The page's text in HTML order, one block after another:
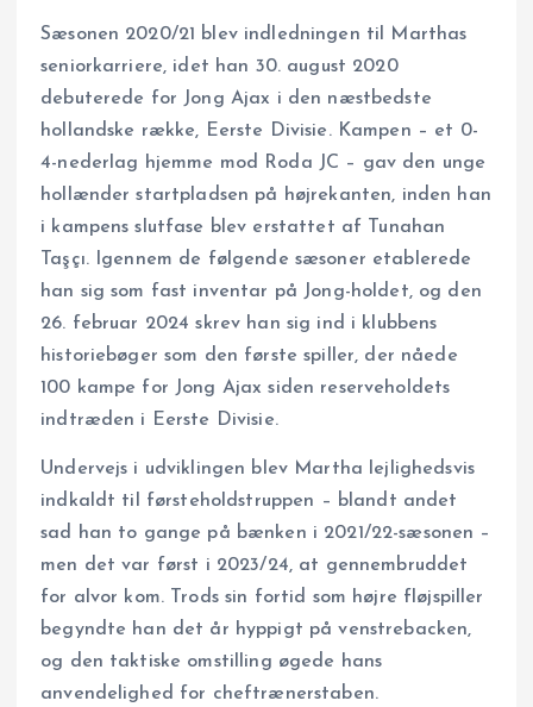
Sæsonen 2020/21 blev indledningen til Marthas
seniorkarriere, idet han 30. august 2020
debuterede for Jong Ajax i den næstbedste
hollandske række, Eerste Divisie. Kampen – et 0-
4-nederlag hjemme mod Roda JC – gav den unge
hollænder startpladsen på højrekanten, inden han
i kampens slutfase blev erstattet af Tunahan
Taşçı. Igennem de følgende sæsoner etablerede
han sig som fast inventar på Jong-holdet, og den
26. februar 2024 skrev han sig ind i klubbens
historiebøger som den første spiller, der nåede
100 kampe for Jong Ajax siden reserveholdets
indtræden i Eerste Divisie.
Undervejs i udviklingen blev Martha lejlighedsvis
indkaldt til førsteholdstruppen – blandt andet
sad han to gange på bænken i 2021/22-sæsonen –
men det var først i 2023/24, at gennembruddet
for alvor kom. Trods sin fortid som højre fløjspiller
begyndte han det år hyppigt på venstrebacken,
og den taktiske omstilling øgede hans
anvendelighed for cheftrænerstaben.